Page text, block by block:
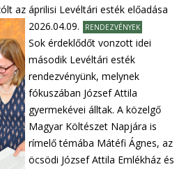
az áprilisi Levéltári esték előadása
2026.04.09.
RENDEZVÉNYEK
Sok érdeklődőt vonzott idei
második Levéltári esték
rendezvényünk, melynek
fókuszában József Attila
gyermekévei álltak. A közelgő
Magyar Költészet Napjára is
rímelő témába Mátéfi Ágnes, az
öcsödi József Attila Emlékház és